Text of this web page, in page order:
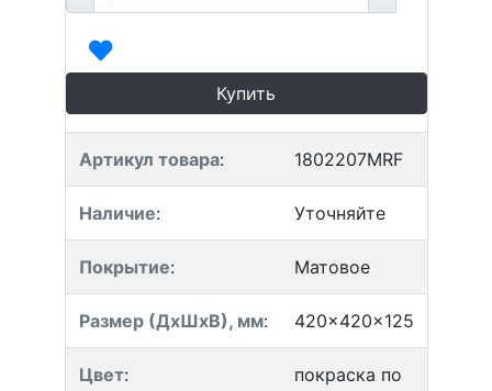
Купить
Артикул товара: 1802207MRF
Наличие: Уточняйте
Покрытие: Матовое
Размер (ДхШхВ), мм: 420x420x125
Цвет:
покраска по